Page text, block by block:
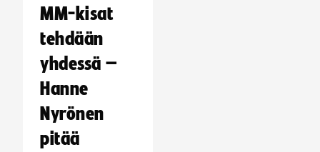
MM-kisat
tehdään
yhdessä –
Hanne
Nyrönen
pitää